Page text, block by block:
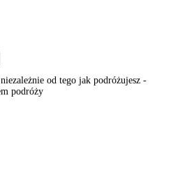
od tego jak podróżujesz -
podróży